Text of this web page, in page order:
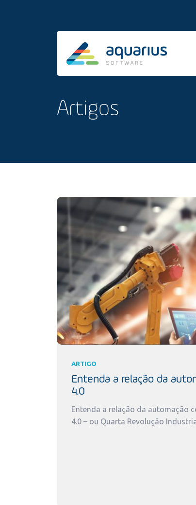
Artigos
ARTIGO
Entenda a relação da
4.0
Entenda a relação da automação
4.0 – ou Quarta Revolução